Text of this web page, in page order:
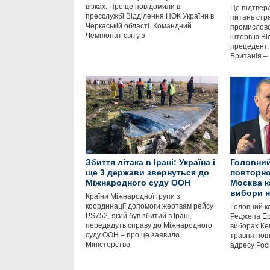
візках. Про це повідомили в
пресслужбі Відділення НОК України в
Черкаській області. Командний
Чемпіонат світу з
Це
питань
інтервʼю
Британія –
Збиття літака в Ірані: Україна і
ще 3 держави звернуться до
Міжнародного суду ООН
Країни Міжнародної групи з
координації допомоги жертвам рейсу
PS752, який був збитий в Ірані,
передадуть справу до Міжнародного
суду ООН – про це заявило
Міністерство
Москва
вибори
Головний
Реджепа
виборах
травня
адресу